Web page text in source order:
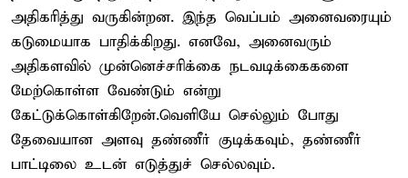
அதிகரித்து வருகின்றன. இந்த வெப்பம் அனைவரையும்
கடுமையாக பாதிக்கிறது. எனவே, அனைவரும்
அதிகளவில் முன்னெச்சரிக்கை நடவடிக்கைகளை
மேற்கொள்ள வேண்டும் என்று
கேட்டுக்கொள்கிறேன்.வெளியே செல்லும் போது
தேவையான அளவு தண்ணீர் குடிக்கவும், தண்ணீர்
பாட்டிலை உடன் எடுத்துச் செல்லவும்.